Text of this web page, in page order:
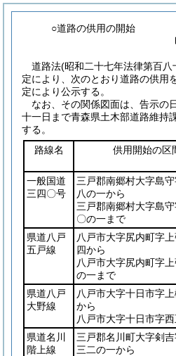
○道路の供用の開始
道路法(昭和二十七年法律第百八
定により、次のとおり道路の供用
定により公示する。
なお、その関係図面は、告示の
十一日まで青森県土木部道路維持
する。
路線名
供用開始の区
一般国道
三四〇号
三戸郡南郷村大字島
八の一から
三戸郡南郷村大字島
〇の一まで
県道八戸
五戸線
八戸市大字尻内町字
四から
八戸市大字尻内町字
の一まで
県道八戸
大野線
八戸市大字十日市字
から
八戸市大字十日市字
県道名川
階上線
三戸郡名川町大字剣吉
三二の一から